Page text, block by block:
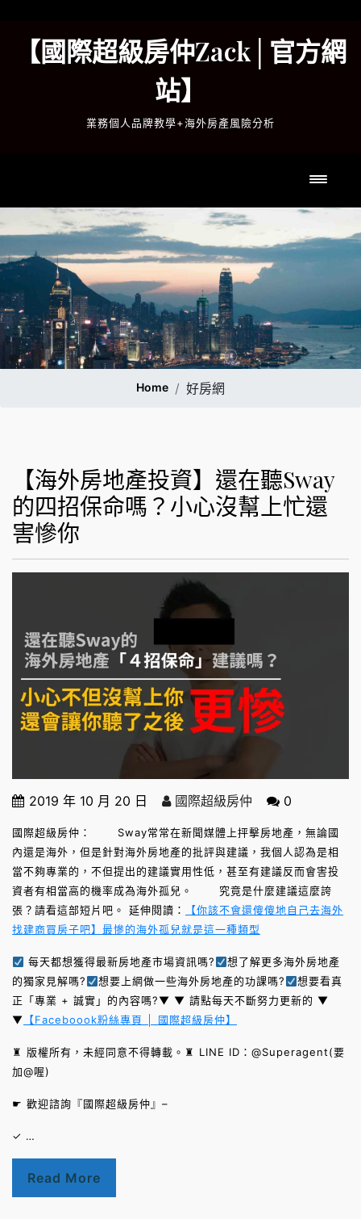
content【國際超級房仲Zack│官方網
站】
業務個人品牌教學+海外房產風險分析
Home 好房網
【海外房地產投資】還在聽Sway
的四招保命嗎？小心沒幫上忙還
害慘你
2019 年 10 月 20 日 國際超級房仲 0
國際超級房仲： Sway常常在新聞媒體上抨擊房地產，無論國
內還是海外，但是針對海外房地產的批評與建議，我個人認為是相
當不夠專業的，不但提出的建議實用性低，甚至有建議反而會害投
資者有相當高的機率成為海外孤兒。 究竟是什麼建議這麼誇
張？請看這部短片吧。 延伸閱讀：
【你該不會還傻傻地自己去海外
找建商買房子吧】最慘的海外孤兒就是這一種類型
每天都想獲得最新房地產市場資訊嗎?
想了解更多海外房地產
的獨家見解嗎?
想要上網做一些海外房地產的功課嗎?
想要看真
正「專業 + 誠實」的內容嗎?▼ ▼ 請點每天不斷努力更新的 ▼
▼ 【Faceboook粉絲專頁 │ 國際超級房仲】
♜ 版權所有，未經同意不得轉載。♜ LINE ID：@Superagent(要
加@喔)
☛ 歡迎諮詢『國際超級房仲』–
✓ …
Read More